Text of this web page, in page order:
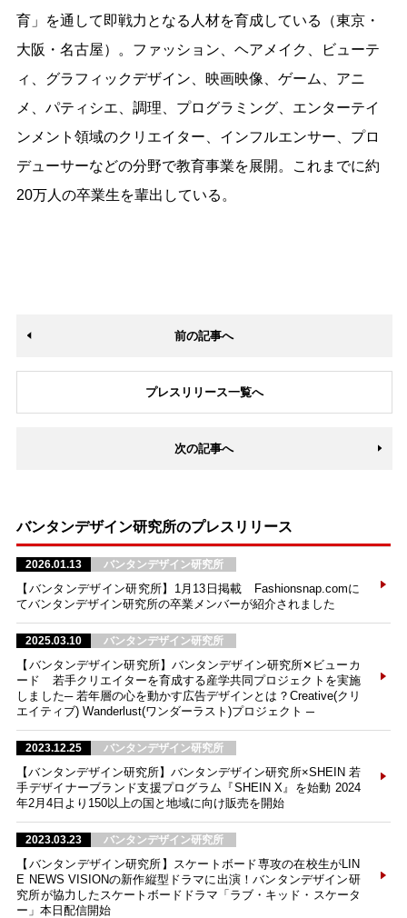
育」を通して即戦力となる人材を育成している（東京・
大阪・名古屋）。ファッション、ヘアメイク、ビューテ
ィ、グラフィックデザイン、映画映像、ゲーム、アニ
メ、パティシエ、調理、プログラミング、エンターテイ
ンメント領域のクリエイター、インフルエンサー、プロ
デューサーなどの分野で教育事業を展開。これまでに約
20万人の卒業生を輩出している。
前の記事へ
プレスリリース一覧へ
次の記事へ
バンタンデザイン研究所のプレスリリース
2026.01.13 バンタンデザイン研究所
【バンタンデザイン研究所】1月13日掲載 Fashionsnap.comに
てバンタンデザイン研究所の卒業メンバーが紹介されました
2025.03.10 バンタンデザイン研究所
【バンタンデザイン研究所】バンタンデザイン研究所✕ビューカ
ード 若手クリエイターを育成する産学共同プロジェクトを実施
しました─ 若年層の心を動かす広告デザインとは？Creative(クリ
エイティブ) Wanderlust(ワンダーラスト)プロジェクト ─
2023.12.25 バンタンデザイン研究所
【バンタンデザイン研究所】バンタンデザイン研究所×SHEIN 若
手デザイナーブランド支援プログラム『SHEIN X』を始動 2024
年2月4日より150以上の国と地域に向け販売を開始
2023.03.23 バンタンデザイン研究所
【バンタンデザイン研究所】スケートボード専攻の在校生がLIN
E NEWS VISIONの新作縦型ドラマに出演！バンタンデザイン研
究所が協力したスケートボードドラマ「ラブ・キッド・スケータ
ー」本日配信開始